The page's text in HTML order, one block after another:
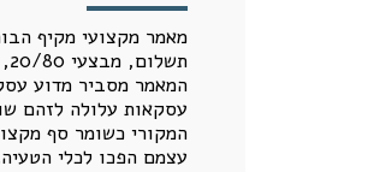
מאמר מקצועי מקיף
המאמר מסביר מדוע
עסקאות עלולה לזהם
המקורי כשומר סף
עצמם הפכו לכלי